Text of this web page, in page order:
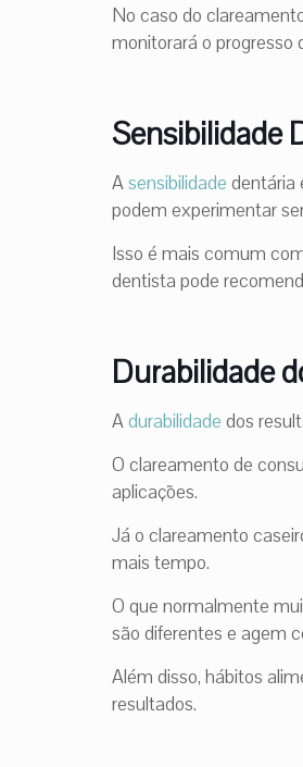
No caso do
monitorará o
Sensibilidade
Asensibilidade dentária
podem experimentar
Isso é mais comum
dentista pode
Durabilidade
Adurabilidade dos
O clareamento de
aplicações.
Já o clareamento
mais tempo.
O que normalmente
são diferentes e agem
Além disso, hábitos
resultados.